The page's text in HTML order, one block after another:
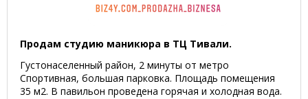
Продам студию маникюра в ТЦ Тивали.
Густонаселенный район, 2 минуты от метро
Спортивная, большая парковка. Площадь помещения
35 м2. В павильон проведена горячая и холодная вода.